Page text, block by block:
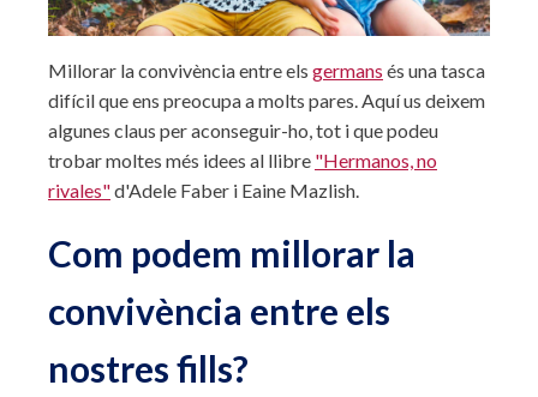
Millorar la convivència entre els germans és una tasca
difícil que ens preocupa a molts pares. Aquí us deixem
algunes claus per aconseguir-ho, tot i que podeu
trobar moltes més idees al llibre "Hermanos, no
rivales"d'Adele Faber i Eaine Mazlish.
Com podem millorar la
convivència entre els
nostres fills?